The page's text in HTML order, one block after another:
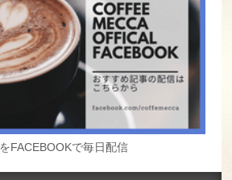
FACEBOOKで毎日配信